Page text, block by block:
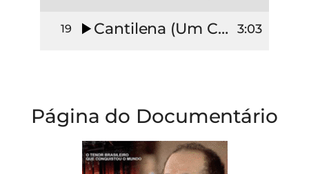
19 Cantilena (Um Canto que Saiu das Senzalas) 3:03
Página do Documentário